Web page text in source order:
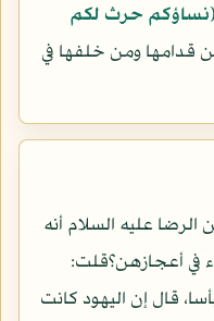
حرث لكم
قدامها ومن خلفها في
عليه السلام أنه
في أعجازهن؟قلت:
قال إن اليهود كانت